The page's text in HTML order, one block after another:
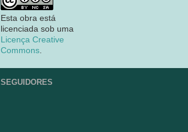
Esta obra está
licenciada sob uma
Licença Creative
Commons
SEGUIDORES